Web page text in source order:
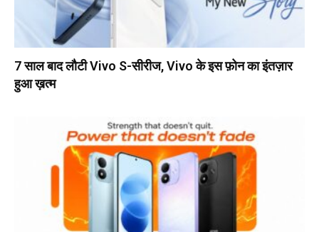
7 साल बाद लौटी Vivo S-सीरीज, Vivo के इस फ़ोन का इंतज़ार
हुआ ख़त्म